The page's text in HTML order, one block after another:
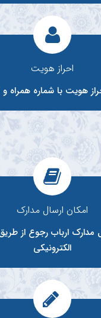
احراز هویت
هویت با شماره همراه
امکان ارسال مدارک
مدارک ارباب رجوع از
الکترونیکی